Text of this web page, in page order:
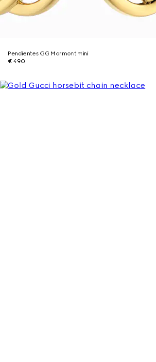
Pendientes GG Marmont mini
€ 490